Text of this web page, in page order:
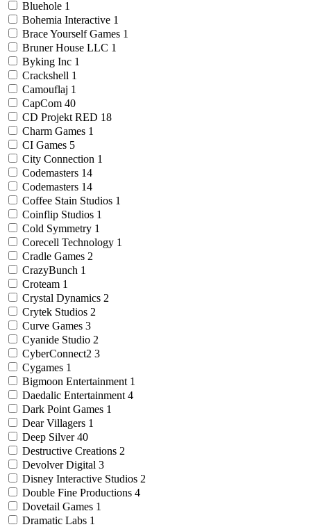
Bluehole 1
Bohemia Interactive 1
Brace Yourself Games 1
Bruner House LLC 1
Byking Inc 1
Crackshell 1
Camouflaj 1
CapCom 40
CD Projekt RED 18
Charm Games 1
CI Games 5
City Connection 1
Codemasters 14
Codemasters 14
Coffee Stain Studios 1
Coinflip Studios 1
Cold Symmetry 1
Corecell Technology 1
Cradle Games 2
CrazyBunch 1
Croteam 1
Crystal Dynamics 2
Crytek Studios 2
Curve Games 3
Cyanide Studio 2
CyberConnect2 3
Cygames 1
Bigmoon Entertainment 1
Daedalic Entertainment 4
Dark Point Games 1
Dear Villagers 1
Deep Silver 40
Destructive Creations 2
Devolver Digital 3
Disney Interactive Studios 2
Double Fine Productions 4
Dovetail Games 1
Dramatic Labs 1